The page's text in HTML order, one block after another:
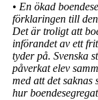
• En ökad
förklaringen till
Det är troligt att
införandet av ett
tyder på. Svenska
påverkat elev­
med att det saknas
hur